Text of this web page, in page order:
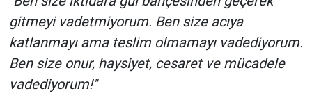
gitmeyi vadetmiyorum. Ben size acıya
katlanmayı ama teslim olmamayı vadediyorum.
Ben size onur, haysiyet, cesaret ve mücadele
vadediyorum!"